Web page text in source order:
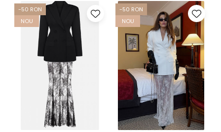
-50 RON
NOU
-50 RON
NOU